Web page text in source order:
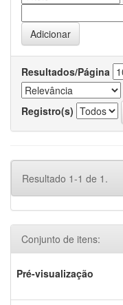
Resultados/Página
Registro(s)
Resultado 1-1 de 1.
Conjunto de itens:
Pré-visualização